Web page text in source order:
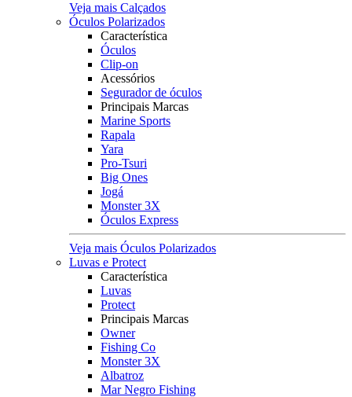
Veja mais Calçados
Óculos Polarizados
Característica
Óculos
Clip-on
Acessórios
Segurador de óculos
Principais Marcas
Marine Sports
Rapala
Yara
Pro-Tsuri
Big Ones
Jogá
Monster 3X
Óculos Express
Veja mais Óculos Polarizados
Luvas e Protect
Característica
Luvas
Protect
Principais Marcas
Owner
Fishing Co
Monster 3X
Albatroz
Mar Negro Fishing